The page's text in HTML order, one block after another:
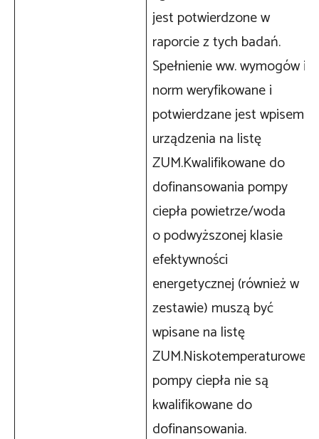
jest potwierdzone w
raporcie z tych badań.
Spełnienie ww. wymogów i
norm weryfikowane i
potwierdzane jest wpisem
urządzenia na listę
ZUM.Kwalifikowane do
dofinansowania pompy
ciepła powietrze/woda
o podwyższonej klasie
efektywności
energetycznej (również w
zestawie) muszą być
wpisane na listę
ZUM.Niskotemperaturowe
pompy ciepła nie są
kwalifikowane do
dofinansowania.